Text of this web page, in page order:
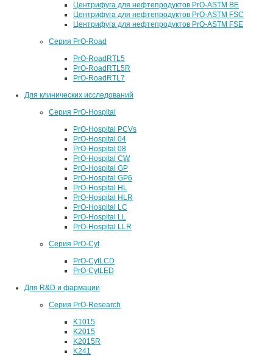
Центрифуга для нефтепродуктов PrO-ASTM BE
Центрифуга для нефтепродуктов PrO-ASTM FSC
Центрифуга для нефтепродуктов PrO-ASTM FSE
Серия PrO-Road
PrO-RoadRTL5
PrO-RoadRTL5R
PrO-RoadRTL7
Для клинических исследований
Серия PrO-Hospital
PrO-Hospital PCVs
PrO-Hospital 04
PrO-Hospital 08
PrO-Hospital CW
PrO-Hospital GP
PrO-Hospital GP6
PrO-Hospital HL
PrO-Hospital HLR
PrO-Hospital LC
PrO-Hospital LL
PrO-Hospital LLR
Серия PrO-Cyt
PrO-CytLCD
PrO-CytLED
Для R&D и фармации
Серия PrO-Research
K1015
K2015
K2015R
K241